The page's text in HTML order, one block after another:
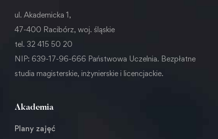
ul. Akademicka 1,
47-400 Racibórz, woj. śląskie
tel. 32 415 50 20
NIP: 639-17-96-666 Państwowa Uczelnia. Bezpłatne
studia magisterskie, inżynierskie i licencjackie.
Akademia
Plany zajęć